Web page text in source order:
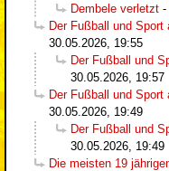
Dembele verletzt -
Der Fußball und
30.05.2026, 19:55
Der Fußball und
30.05.2026, 19:57
Der Fußball und
30.05.2026, 19:49
Der Fußball und
30.05.2026, 19:49
Die meisten 19